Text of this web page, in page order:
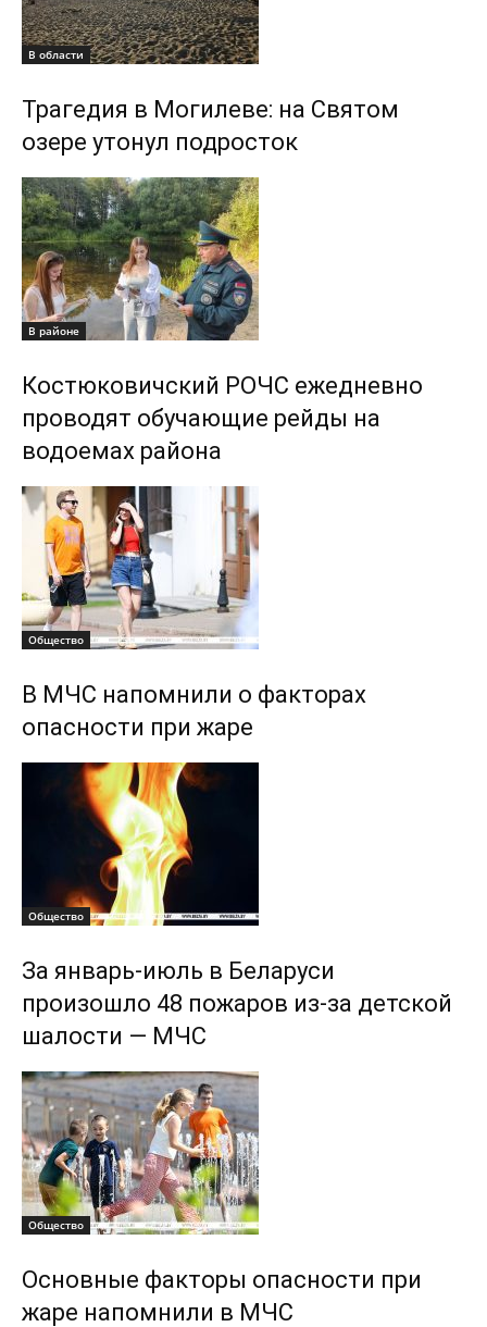
В области
Трагедия в Могилеве: на Святом
озере утонул подросток
В районе
Костюковичский РОЧС ежедневно
проводят обучающие рейды на
водоемах района
Общество
В МЧС напомнили о факторах
опасности при жаре
Общество
За январь-июль в Беларуси
произошло 48 пожаров из-за детской
шалости — МЧС
Общество
Основные факторы опасности при
жаре напомнили в МЧС